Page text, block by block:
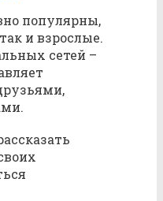
популярны,
и взрослые.
сетей –